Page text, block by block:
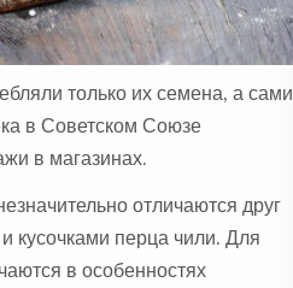
только их семена, а сами
в Советском Союзе
в магазинах.
отличаются друг
кусочками перца чили. Для
в особенностях